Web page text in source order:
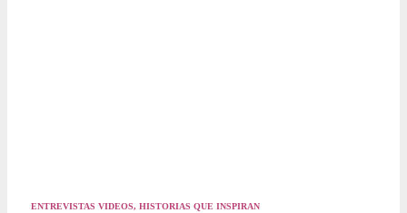
ENTREVISTAS VIDEOS, HISTORIAS QUE INSPIRAN